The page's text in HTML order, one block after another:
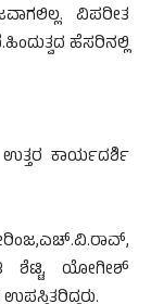
ವಿಪರೀತ
ಹೆಸರಿನಲ್ಲಿ
ಕಾರ್ಯದರ್ಶಿ
ಶೆಟ್ಟಿ, ಯೋಗೀಶ್